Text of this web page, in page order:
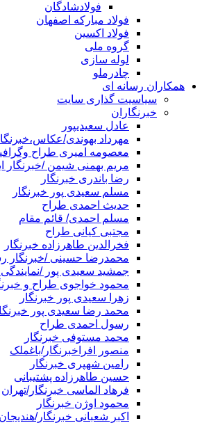
فولادشادگان
فولاد مبارکه اصفهان
فولاد اکسین
گروه ملی
لوله سازی
چادرملو
همکاران رسانه ای
سیاسیت گذاری سایت
خبرنگاران
عادل سعیدیپور
مهرداد بهوندی/
معصومه امیری طراح
مریم بهمنی شیمن /خبرنگار
رضا باندری خبرنگار
مسلم سعیدی پور خبرنگار
حدیث احمدی طراح
مسلم احمدی/ قائم مقام
مجتبی کیانی طراح
فخرالدین طاهرزاده خبرنگار
محمدرضا حسینی /خبرنگار
جمشید سعیدی پور /نمایندگی
محمود خواجوی طراح و
زهرا سعیدی پور خبرنگار
محمد رضا سعیدی پور
رسول احمدی طراح
محمد مستوفی خبرنگار
منصور افراخبرنگار/باغملک
رامین شهپری خبرنگار
حسین طاهرزاده پشتیبانی
فرهاد الماسی خبرنگار/تهران
محمود اوژن خبرنگار
اکبر شعبانی خبرنگار/هندیجان